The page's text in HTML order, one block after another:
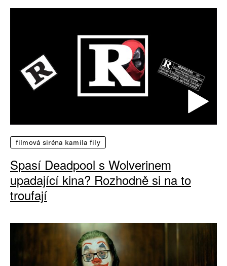
filmová siréna kamila fily
Spasí Deadpool s Wolverinem
upadající kina? Rozhodně si na to
troufají